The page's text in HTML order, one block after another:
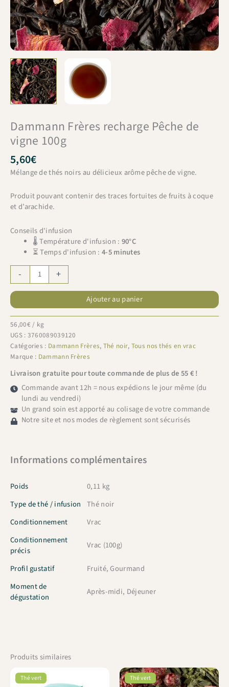
Dammann Frères recharge Pêche de
vigne 100g
5,60€
Mélange de thés noirs au délicieux arôme pêche de vigne.
Produit pouvant contenir des traces fortuites de fruits à coque
et d’arachide.
Conseils d'infusion
🌡 Température d'infusion : 90°C
⏳ Temps d'infusion :4-5 minutes
-
de
Dammann
Frères
Pêche
de
vigne
100g
+
Ajouter au panier
56,00€ / kg
UGS : 3760089039120
Catégories : Dammann Frères, Thé noir, Tous nos thés en vrac
Marque : Dammann Frères
Livraison gratuite pour toute commande de plus de 55 € !
Commande avant 12h = nous expédions le jour même (du
lundi au vendredi)
Un grand soin est apporté au colisage de votre commande
Notre site et nos modes de règlement sont sécurisés
Informations complémentaires
Poids
0,11 kg
Type de thé / infusion
Thé noir
Conditionnement
Vrac
Conditionnement
précis
Vrac (100g)
Profil gustatif
Fruité, Gourmand
Moment de
dégustation
Après-midi, Déjeuner
Produits similaires
Thé vert Thé vert